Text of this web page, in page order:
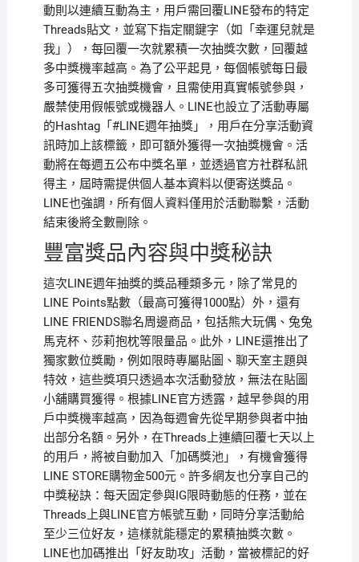
動則以連續互動為主，用戶需回覆LINE發布的特定
Threads貼文，並寫下指定關鍵字（如「幸運兒就是
我」），每回覆一次就累積一次抽獎次數，回覆越
多中獎機率越高。為了公平起見，每個帳號每日最
多可獲得五次抽獎機會，且需使用真實帳號參與，
嚴禁使用假帳號或機器人。LINE也設立了活動專屬
的Hashtag「#LINE週年抽獎」，用戶在分享活動資
訊時加上該標籤，即可額外獲得一次抽獎機會。活
動將在每週五公布中獎名單，並透過官方社群私訊
得主，屆時需提供個人基本資料以便寄送獎品。
LINE也強調，所有個人資料僅用於活動聯繫，活動
結束後將全數刪除。
豐富獎品內容與中獎秘訣
這次LINE週年抽獎的獎品種類多元，除了常見的
LINE Points點數（最高可獲得1000點）外，還有
LINE FRIENDS聯名周邊商品，包括熊大玩偶、兔兔
馬克杯、莎莉抱枕等限量品。此外，LINE還推出了
獨家數位獎勵，例如限時專屬貼圖、聊天室主題與
特效，這些獎項只透過本次活動發放，無法在貼圖
小舖購買獲得。根據LINE官方透露，越早參與的用
戶中獎機率越高，因為每週會先從早期參與者中抽
出部分名額。另外，在Threads上連續回覆七天以上
的用戶，將被自動加入「加碼獎池」，有機會獲得
LINE STORE購物金500元。許多網友也分享自己的
中獎秘訣：每天固定參與IG限時動態的任務，並在
Threads上與LINE官方帳號互動，同時分享活動給
至少三位好友，這樣就能穩定的累積抽獎次數。
LINE也加碼推出「好友助攻」活動，當被標記的好